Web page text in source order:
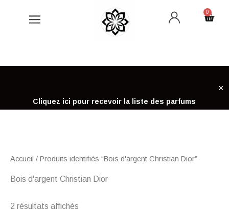
0
Cart
Cliquez ici pour recevoir la liste des parfums
×
Accueil / Produits identifiés “Bois d'argent Christian Dior”
Bois d'argent Christian Dior
2 résultats affichés